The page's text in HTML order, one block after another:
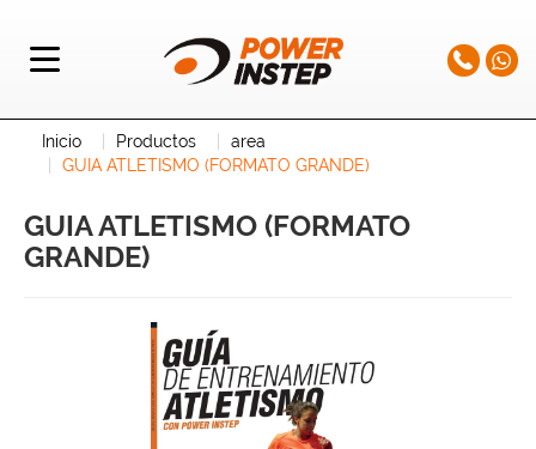
Inicio Productos
area
GUIA ATLETISMO (FORMATO GRANDE)
GUIA ATLETISMO (FORMATO
GRANDE)